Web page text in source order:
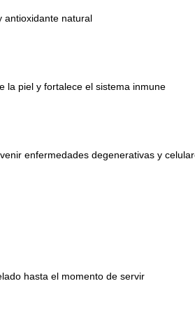
antioxidante natural
la piel y fortalece el sistema inmune
enfermedades degenerativas y
hasta el momento de servir